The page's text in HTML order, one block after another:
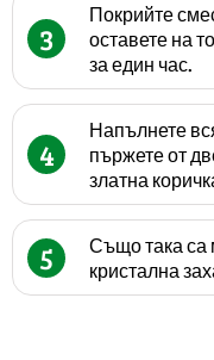
3
Покрийте
оставете на
за един час.
4
Напълнете
пържете от
златна
5
Също така са
кристална